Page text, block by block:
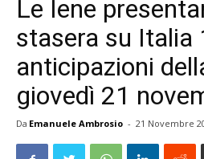
Le Iene
stasera su Italia
anticipazioni
giovedì 21
Da Emanuele Ambrosio - 21 Novembre